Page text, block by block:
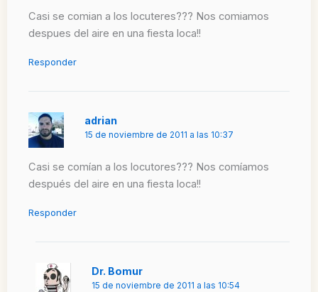
Casi se comian a los locuteres??? Nos comiamos
despues del aire en una fiesta loca!!
Responder
adrian
15 de noviembre de 2011 a las 10:37
Casi se comían a los locutores??? Nos comíamos
después del aire en una fiesta loca!!
Responder
Dr. Bomur
15 de noviembre de 2011 a las 10:54